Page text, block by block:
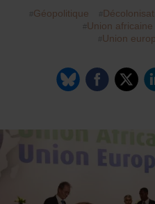
Géopolitique
Union africaine
Union